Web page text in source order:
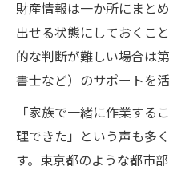
財産情報は一か所にまと
出せる状態にしておくこ
的な判断が難しい場合は
書士など）のサポートを
「家族で一緒に作業する
理できた」という声も多
す。東京都のような都市